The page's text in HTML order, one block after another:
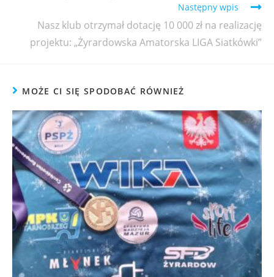
Następny wpis
Nasz klub otrzymał dotację 10 000 zł na realizację
projektu: „Żyrardowska Amatorska LIGA Siatkówki”
MOŻE CI SIĘ SPODOBAĆ RÓWNIEŻ